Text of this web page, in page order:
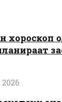
хороскоп
2026